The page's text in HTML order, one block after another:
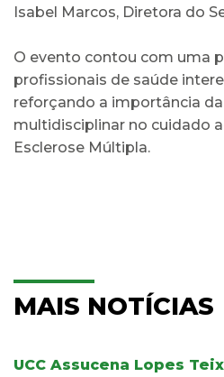
Isabel Marcos, Diretora do
O evento contou com uma
profissionais de saúde
reforçando a importância
multidisciplinar no cuidado
Esclerose Múltipla.
MAIS NOTÍCIAS
UCC Assucena Lopes